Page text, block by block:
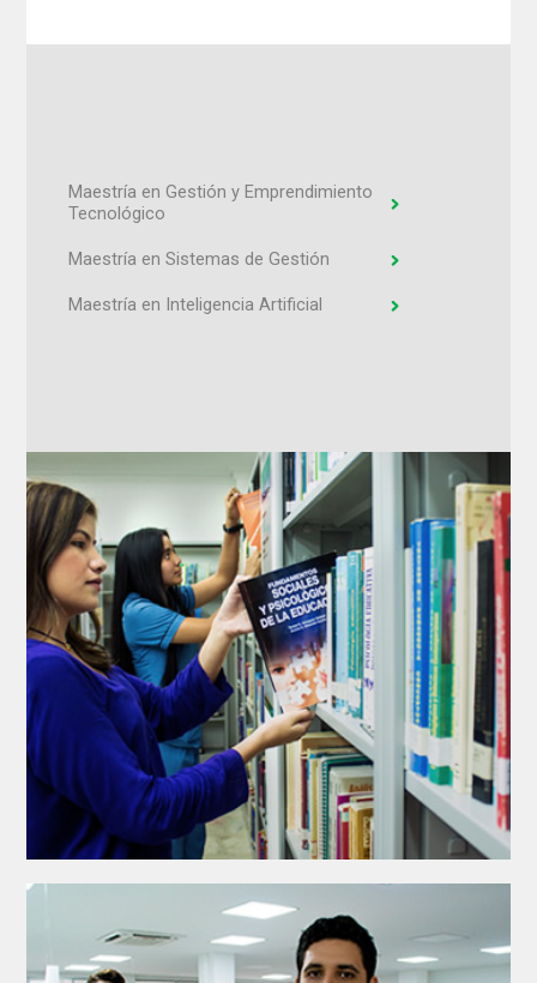
Maestría en Gestión y Emprendimiento
Tecnológico
Maestría en Sistemas de Gestión
Maestría en Inteligencia Artificial